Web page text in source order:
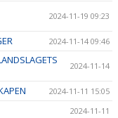
2024-11-19 09:23
2024-11-14 09:46
2024-11-14
2024-11-11 15:05
2024-11-11